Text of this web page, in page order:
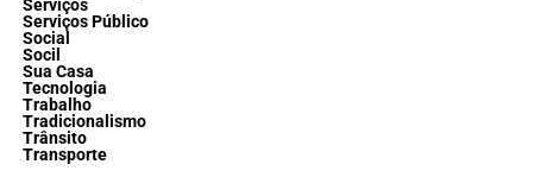
Serviços
Serviços Público
Social
Socil
Sua Casa
Tecnologia
Trabalho
Tradicionalismo
Trânsito
Transporte